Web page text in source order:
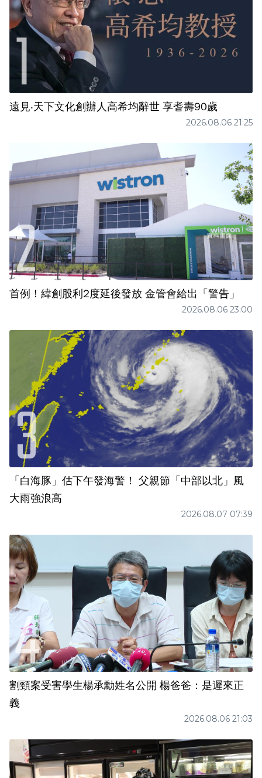
遠見‧天下文化創辦人高希均辭世 享耆壽90歲
2026.08.06 21:25
首例！緯創股利2度延後發放 金管會給出「警告」
2026.08.06 23:00
「白海豚」估下午發海警！ 父親節「中部以北」風
大雨強浪高
2026.08.07 07:39
割頸案受害學生楊承勳姓名公開 楊爸爸：是遲來正
義
2026.08.06 21:03